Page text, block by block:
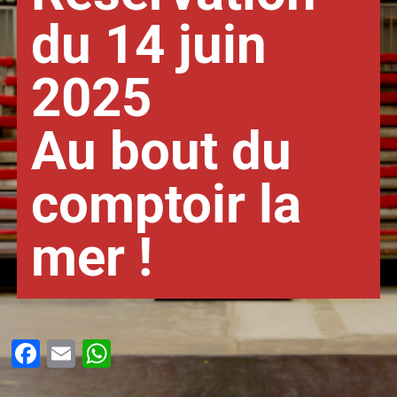
du 14 juin
2025
Au bout du
comptoir la
mer !
Facebook
EmailWhatsApp